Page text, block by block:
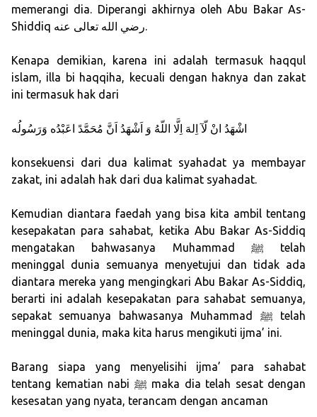
memerangi dia. Diperangi akhirnya oleh Abu Bakar As-
Shiddiq رضي الله تعالى عنه.
Kenapa demikian, karena ini adalah termasuk haqqul
islam, illa bi haqqiha, kecuali dengan haknya dan zakat
ini termasuk hak dari
اشْهَدُ انْ لّآ اِلهَ اِلَّا اللّهُ وَ اَشْهَدُ اَنَّ مُحَمَّدً اعَبْدُه وَرَسُولُه
konsekuensi dari dua kalimat syahadat ya membayar
zakat, ini adalah hak dari dua kalimat syahadat.
Kemudian diantara faedah yang bisa kita ambil tentang
kesepakatan para sahabat, ketika Abu Bakar As-Siddiq
mengatakan bahwasanya Muhammad ﷺ telah
meninggal dunia semuanya menyetujui dan tidak ada
diantara mereka yang mengingkari Abu Bakar As-Siddiq,
berarti ini adalah kesepakatan para sahabat semuanya,
sepakat semuanya bahwasanya Muhammad ﷺ telah
meninggal dunia, maka kita harus mengikuti ijma’ ini.
Barang siapa yang menyelisihi ijma’ para sahabat
tentang kematian nabi ﷺ maka dia telah sesat dengan
kesesatan yang nyata, terancam dengan ancaman